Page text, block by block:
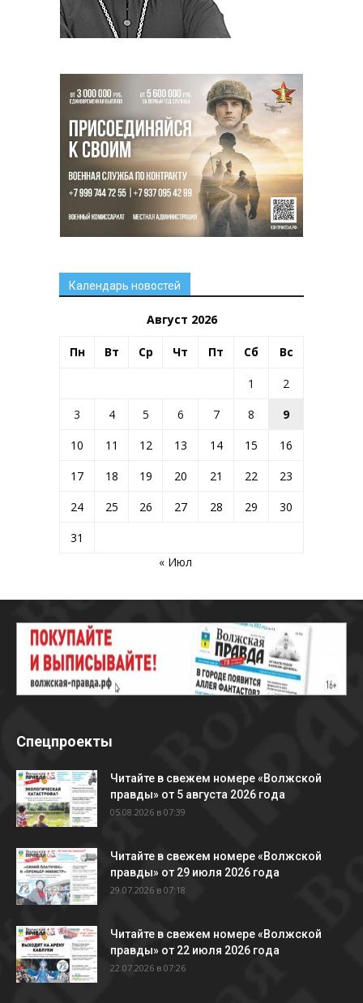
Календарь новостей
Август 2026
Пн Вт Ср Чт Пт Сб Вс
1
2
3
4 5 6 7 8
9
10
11 12 13 14 15
16
17
18 19 20 21 22
23
24
25 26 27 28 29
30
31
« Июл
Спецпроекты
Читайте в свежем номере «Волжской
правды» от 5 августа 2026 года
05.08.2026 в 07:39
Читайте в свежем номере «Волжской
правды» от 29 июля 2026 года
29.07.2026 в 07:18
Читайте в свежем номере «Волжской
правды» от 22 июля 2026 года
22.07.2026 в 07:26